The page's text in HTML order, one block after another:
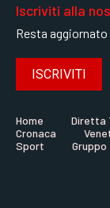
Iscriviti alla
Resta
ISCRIVITI
Home Diretta
Cronaca
Sport
Gruppo